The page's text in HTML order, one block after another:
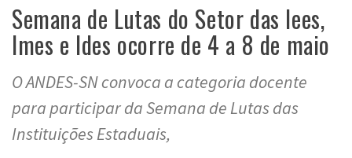
Semana de Lutas do Setor das Iees,
Imes e Ides ocorre de 4 a 8 de maio
O ANDES-SN convoca a categoria docente
para participar da Semana de Lutas das
Instituições Estaduais,